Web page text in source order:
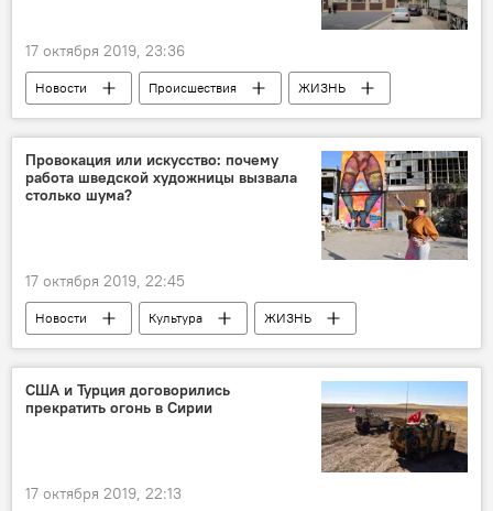
17 октября 2019, 23:36
Новости Происшествия
ЖИЗНЬ
Азербайджан
Провокация или искусство: почему
работа шведской художницы вызвала
столько шума?
17 октября 2019, 22:45
Новости Культура
ЖИЗНЬ
Азербайджан
США и Турция договорились
прекратить огонь в Сирии
17 октября 2019, 22:13